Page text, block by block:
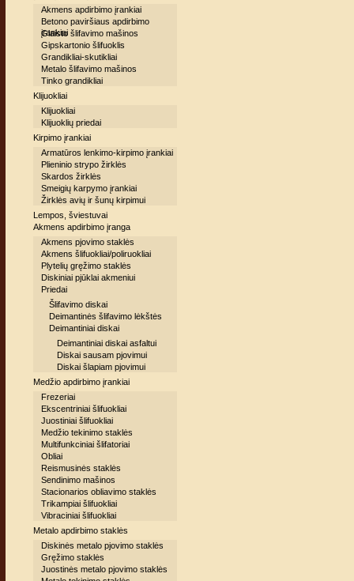
Akmens apdirbimo įrankiai
Betono paviršiaus apdirbimo
įrankiai
Glaisto šlifavimo mašinos
Gipskartonio šlifuoklis
Grandikliai-skutikliai
Metalo šlifavimo mašinos
Tinko grandikliai
Klijuokliai
Klijuokliai
Klijuoklių priedai
Kirpimo įrankiai
Armatūros lenkimo-kirpimo įrankiai
Plieninio strypo žirklės
Skardos žirklės
Smeigių karpymo įrankiai
Žirklės avių ir šunų kirpimui
Lempos, šviestuvai
Akmens apdirbimo įranga
Akmens pjovimo staklės
Akmens šlifuokliai/poliruokliai
Plytelių gręžimo staklės
Diskiniai pjūklai akmeniui
Priedai
Šlifavimo diskai
Deimantinės šlifavimo lėkštės
Deimantiniai diskai
Deimantiniai diskai asfaltui
Diskai sausam pjovimui
Diskai šlapiam pjovimui
Medžio apdirbimo įrankiai
Frezeriai
Ekscentriniai šlifuokliai
Juostiniai šlifuokliai
Medžio tekinimo staklės
Multifunkciniai šlifatoriai
Obliai
Reismusinės staklės
Sendinimo mašinos
Stacionarios obliavimo staklės
Trikampiai šlifuokliai
Vibraciniai šlifuokliai
Metalo apdirbimo staklės
Diskinės metalo pjovimo staklės
Gręžimo staklės
Juostinės metalo pjovimo staklės